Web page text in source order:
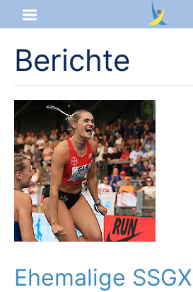
Startseite
Aktuelles
Das sind wir
Lernangebot
Service & Infos
Berichte
Ehemalige